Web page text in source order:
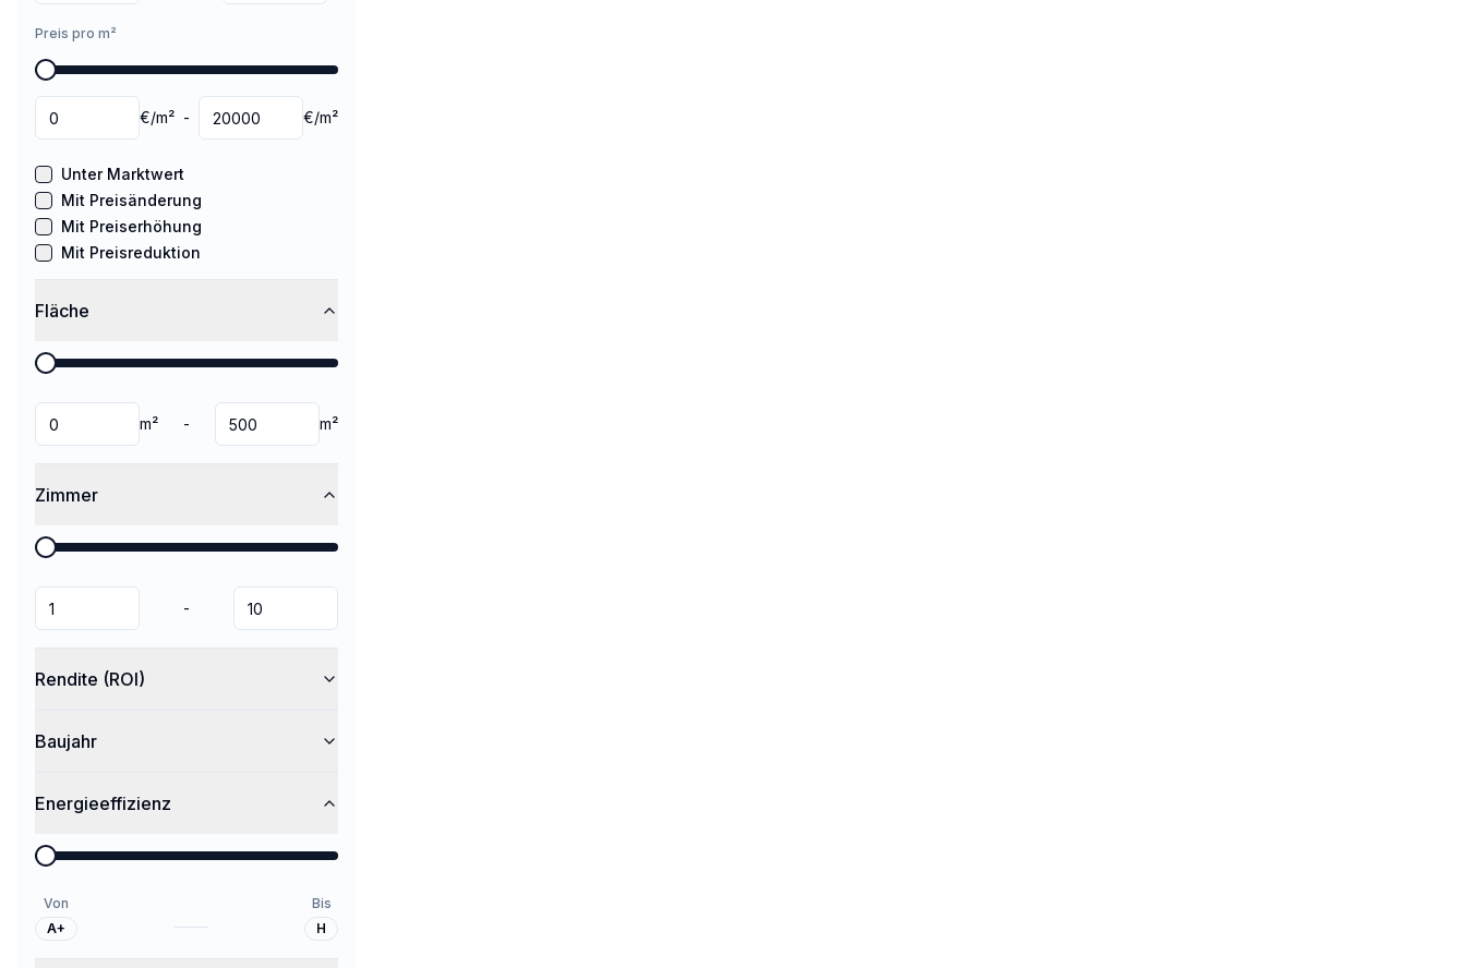
Preis pro m²
€/m² - €/m²
Unter Marktwert
Mit Preisänderung
Mit Preiserhöhung
Mit Preisreduktion
Fläche
m² - m²
Zimmer
-
Rendite (ROI)
Baujahr
Energieeffizienz
Von
A+
Bis
H